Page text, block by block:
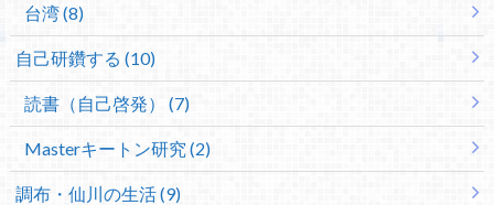
台湾 (8)
自己研鑽する (10)
読書（自己啓発） (7)
Masterキートン研究 (2)
調布・仙川の生活 (9)